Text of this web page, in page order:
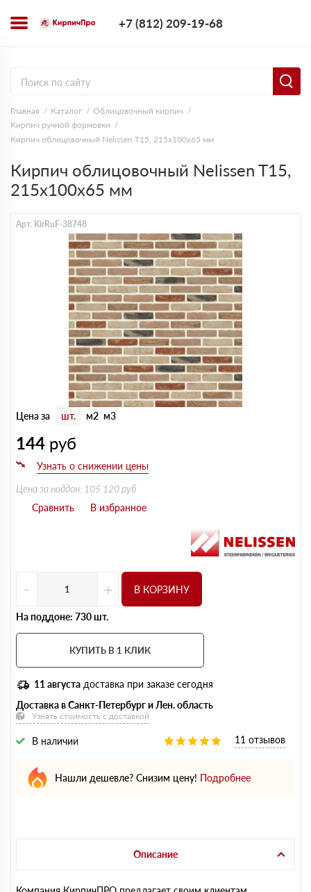
+7 (812) 209-19-68
Главная Каталог
Облицовочный кирпич
Кирпич ручной формовки
Кирпич облицовочный Nelissen T15, 215х100х65 мм
Кирпич облицовочный Nelissen T15,
215х100х65 мм
Арт. KirRuF-38748
Цена за шт. м2 м3
144 руб
Цена за поддон: 105 120 руб
- + В КОРЗИНУ
На поддоне: 730 шт.
КУПИТЬ В 1 КЛИК
11 августа доставка при заказе сегодня
Доставка в Санкт-Петербург и Лен. область
Узнать стоимость с доставкой
В наличии 11 отзывов
Нашли дешевле? Снизим цену! Подробнее
Описание